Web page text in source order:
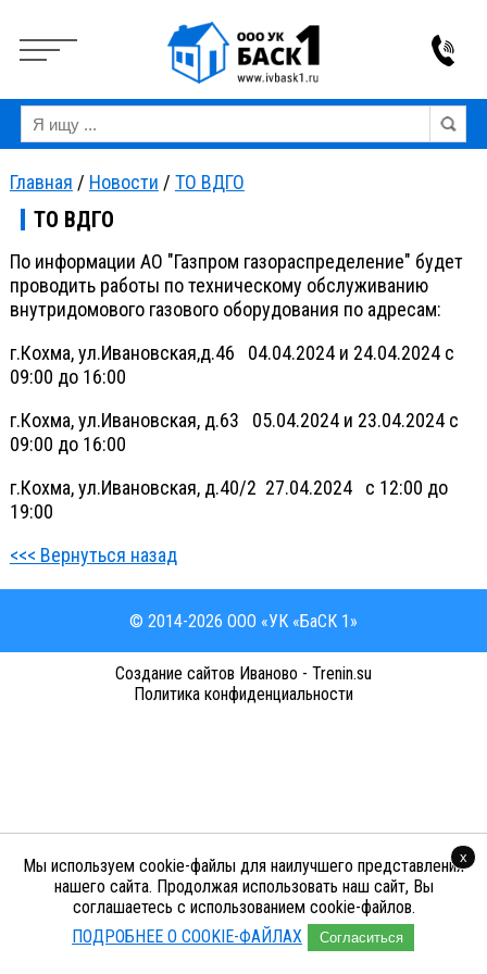
Версия для слабовидящих: Вкл Изображения: Выкл
Главная / Новости / ТО ВДГО
ТО ВДГО
По информации АО "Газпром газораспределение" будет
проводить работы по техническому обслуживанию
внутридомового газового оборудования по адресам:
г.Кохма, ул.Ивановская,д.46 04.04.2024 и 24.04.2024 с
09:00 до 16:00
г.Кохма, ул.Ивановская, д.63 05.04.2024 и 23.04.2024 с
09:00 до 16:00
г.Кохма, ул.Ивановская, д.40/2 27.04.2024 с 12:00 до
19:00
<<< Вернуться назад
© 2014-2026 ООО «УК «БаСК 1»
Cоздание сайтов Иваново - Trenin.su
Политика конфиденциальности
Мы используем cookie-файлы для наилучшего представления
нашего сайта. Продолжая использовать наш сайт, Вы
соглашаетесь с использованием cookie-файлов.
ПОДРОБНЕЕ О COOKIE-ФАЙЛАХ
Согласиться
x